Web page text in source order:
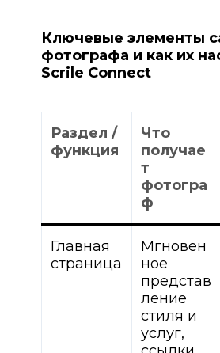
Ключевые элементы
фотографа и как их
Scrile Connect
Раздел /
функция
Что
получае
т
фотогра
ф
Главная
страница
Мгновен
ное
представ
ление
стиля и
услуг,